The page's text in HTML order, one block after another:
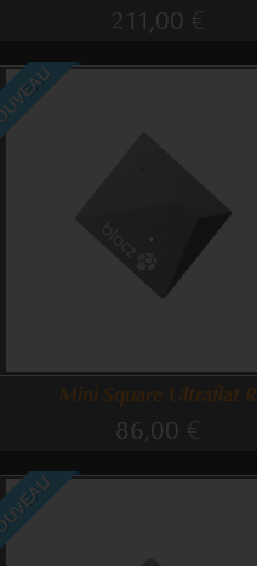
211,00 €
Mini Square Ultraflat R
86,00 €